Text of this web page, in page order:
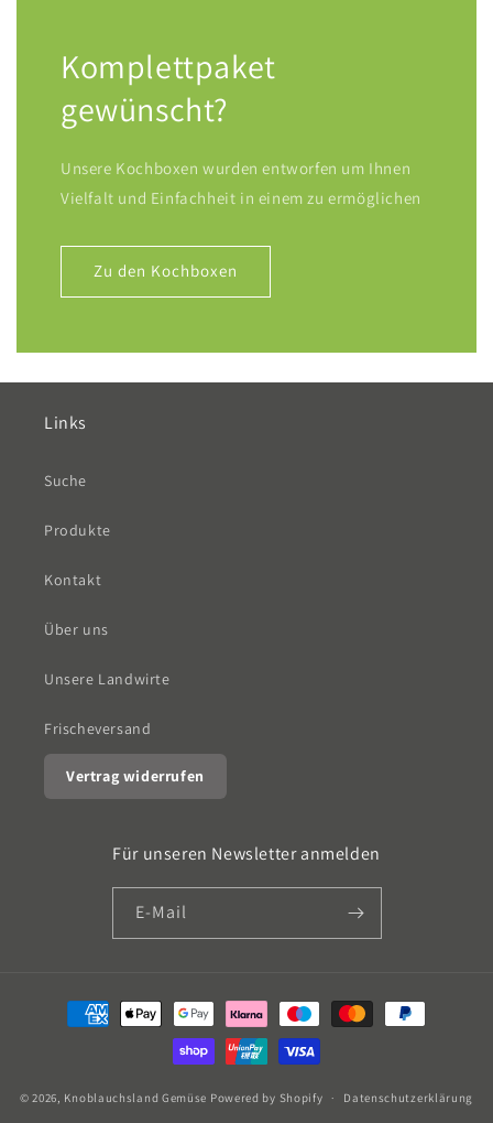
Komplettpaket
gewünscht?
Unsere Kochboxen wurden entworfen um Ihnen
Vielfalt und Einfachheit in einem zu ermöglichen
Zu den Kochboxen
Links
Suche
Produkte
Kontakt
Über uns
Unsere Landwirte
Frischeversand
Vertrag widerrufen
Für unseren Newsletter anmelden
E-Mail
Zahlungsmethoden
© 2026, Knoblauchsland Gemüse Powered by Shopify Datenschutzerklärung